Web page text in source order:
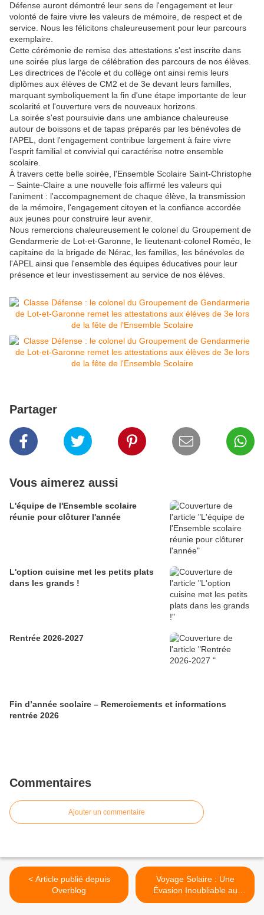
Défense auront démontré leur sens de l'engagement et leur
volonté de faire vivre les valeurs de mémoire, de respect et de
service. Nous les félicitons chaleureusement pour leur parcours
exemplaire.
Cette cérémonie de remise des attestations s'est inscrite dans
une soirée plus large de célébration des parcours de nos élèves.
Les directrices de l'école et du collège ont ainsi remis leurs
diplômes aux élèves de CM2 et de 3e devant leurs familles,
marquant symboliquement la fin d'une étape importante de leur
scolarité et l'ouverture vers de nouveaux horizons.
La soirée s'est poursuivie dans une ambiance chaleureuse
autour de boissons et de tapas préparés par les bénévoles de
l'APEL, dont l'engagement contribue largement à faire vivre
l'esprit familial et convivial qui caractérise notre ensemble
scolaire.
À travers cette belle soirée, l'Ensemble Scolaire Saint-Christophe
– Sainte-Claire a une nouvelle fois affirmé les valeurs qui
l'animent : l'accompagnement de chaque élève, la transmission
de la mémoire, l'engagement citoyen et la confiance accordée
aux jeunes pour construire leur avenir.
Nous remercions chaleureusement le colonel du Groupement de
Gendarmerie de Lot-et-Garonne, le lieutenant-colonel Roméo, le
capitaine de la brigade de Nérac, les familles, les bénévoles de
l'APEL ainsi que l'ensemble des équipes éducatives pour leur
présence et leur investissement au service de nos élèves.
Partager
Vous aimerez aussi
L'équipe de l'Ensemble scolaire
réunie pour clôturer l'année
L'option cuisine met les petits plats
dans les grands !
Rentrée 2026-2027
Fin d’année scolaire – Remerciements et informations
rentrée 2026
Commentaires
Ajouter un commentaire
< Article publié depuis
Overblog
Voyage Solaire : Une
Évasion Inoubliable au
Cœur de Paris et de la